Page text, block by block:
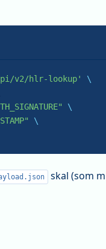
v2/hlr-lookup'
\
\
\
skal (som